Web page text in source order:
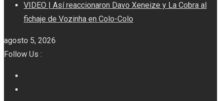
VIDEO | Así reaccionaron Davo Xeneize y La Cobra al
fichaje de Vozinha en Colo-Colo
agosto 5, 2026
Follow Us :